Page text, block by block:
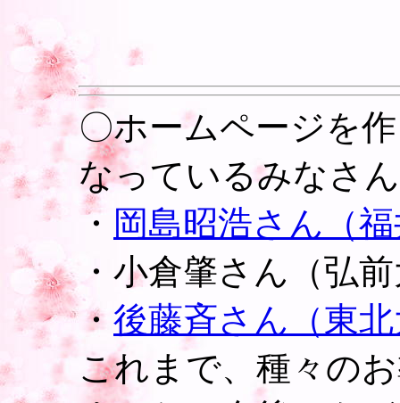
〇ホームページを
なっているみなさ
・ 岡島昭浩さん（
・ 小倉肇さん（弘
・ 後藤斉さん（東
これまで、種々の